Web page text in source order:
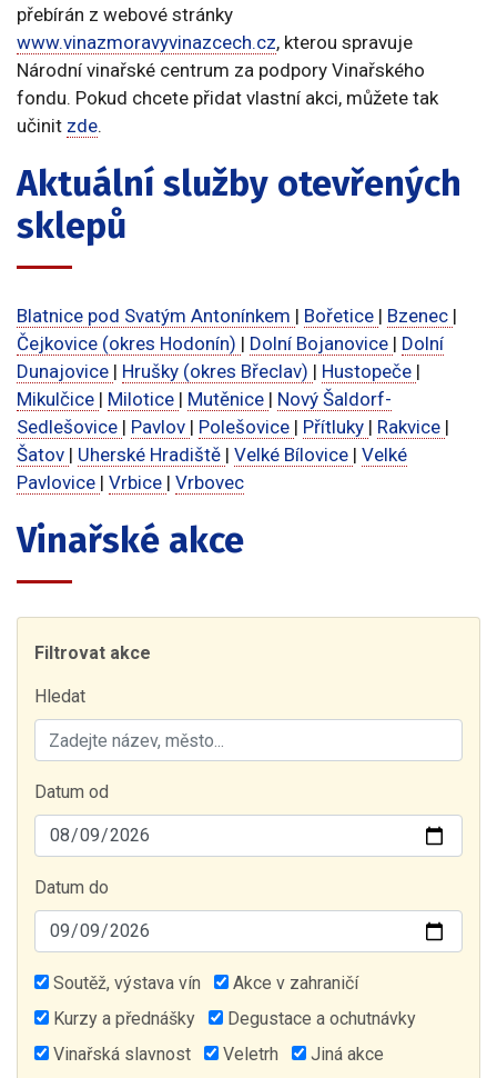
přebírán z webové stránky
www.vinazmoravyvinazcech.cz, kterou spravuje
Národní vinařské centrum za podpory Vinařského
fondu. Pokud chcete přidat vlastní akci, můžete tak
učinit zde.
Aktuální služby otevřených
sklepů
Blatnice pod Svatým Antonínkem | Bořetice | Bzenec |
Čejkovice (okres Hodonín) | Dolní Bojanovice | Dolní
Dunajovice | Hrušky (okres Břeclav) | Hustopeče |
Mikulčice | Milotice | Mutěnice | Nový Šaldorf-
Sedlešovice | Pavlov | Polešovice | Přítluky | Rakvice |
Šatov | Uherské Hradiště | Velké Bílovice | Velké
Pavlovice | Vrbice | Vrbovec
Vinařské akce
Filtrovat akce
Hledat
Datum od
Datum do
Soutěž, výstava vín
Akce v zahraničí
Kurzy a přednášky
Degustace a ochutnávky
Vinařská slavnost
Veletrh
Jiná akce